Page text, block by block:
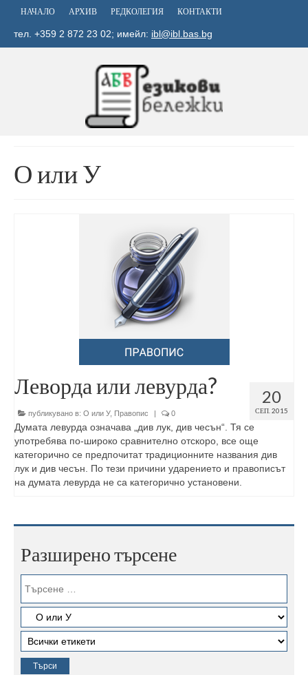
НАЧАЛО АРХИВ РЕДКОЛЕГИЯ КОНТАКТИ
тел. +359 2 872 23 02; имейл: ibl@ibl.bas.bg
О или У
20
СЕП. 2015
Леворда или левурда?
публикувано в: О или У, Правопис | 0
Думата левурда означава „див лук, див чесън“. Тя се
употребява по-широко сравнително отскоро, все още
категорично се предпочитат традиционните названия див
лук и див чесън. По тези причини ударението и правописът
на думата левурда не са категорично установени.
Разширено търсене